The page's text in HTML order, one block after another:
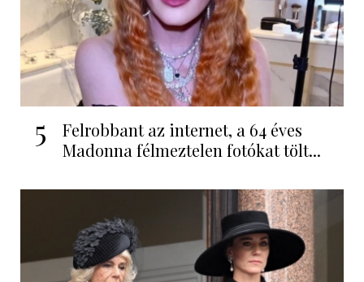
5
Felrobbant az internet, a 64 éves
Madonna félmeztelen fotókat tölt...